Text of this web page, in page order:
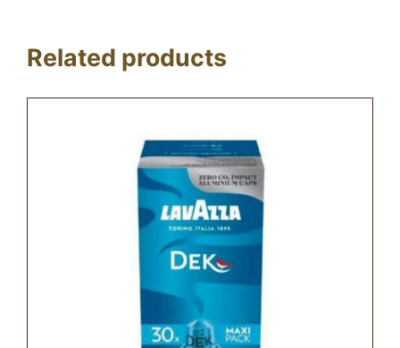
Related products